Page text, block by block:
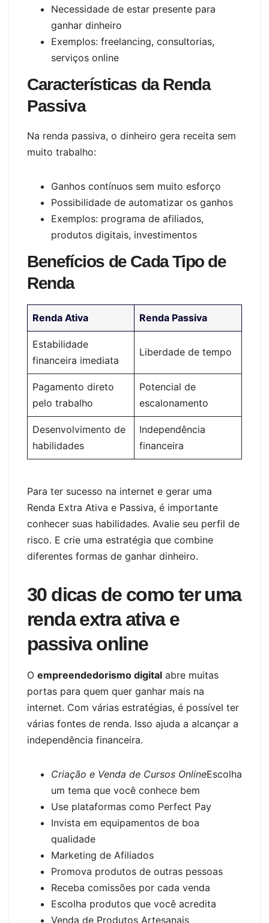
Necessidade de estar presente para
ganhar dinheiro
Exemplos: freelancing, consultorias,
serviços online
Características da Renda
Passiva
Na renda passiva, o dinheiro gera receita sem
muito trabalho:
Ganhos contínuos sem muito esforço
Possibilidade de automatizar os ganhos
Exemplos: programa de afiliados,
produtos digitais, investimentos
Benefícios de Cada Tipo de
Renda
Renda Ativa Renda Passiva
Estabilidade
financeira imediata
Liberdade de tempo
Pagamento direto
pelo trabalho
Potencial de
escalonamento
Desenvolvimento de
habilidades
Independência
financeira
Para ter sucesso na internet e gerar uma
Renda Extra Ativa e Passiva, é importante
conhecer suas habilidades. Avalie seu perfil de
risco. E crie uma estratégia que combine
diferentes formas de ganhar dinheiro.
30 dicas de como ter uma
renda extra ativa e
passiva online
O empreendedorismo digital abre muitas
portas para quem quer ganhar mais na
internet. Com várias estratégias, é possível ter
várias fontes de renda. Isso ajuda a alcançar a
independência financeira.
Criação e Venda de Cursos OnlineEscolha
um tema que você conhece bem
Use plataformas como Perfect Pay
Invista em equipamentos de boa
qualidade
Marketing de Afiliados
Promova produtos de outras pessoas
Receba comissões por cada venda
Escolha produtos que você acredita
Venda de Produtos Artesanais